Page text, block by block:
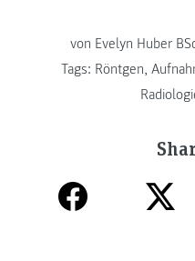
von Evelyn Huber
Tags: Röntgen,